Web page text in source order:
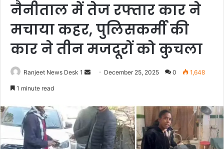
नैनीताल में तेज रफ्तार कार ने
मचाया कहर, पुलिसकर्मी की
कार ने तीन मजदूरों को कुचला
Ranjeet News Desk 1
d
a
n
e
December 25, 2025 0 1,648
1 minute read